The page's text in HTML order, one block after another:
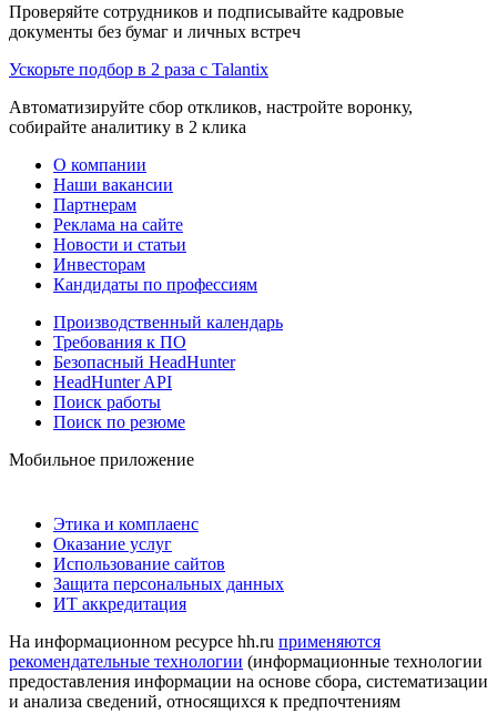
Проверяйте сотрудников и подписывайте кадровые
документы без бумаг и личных встреч
Ускорьте подбор в 2 раза с Talantix
Автоматизируйте сбор откликов, настройте воронку,
собирайте аналитику в 2 клика
О компании
Наши вакансии
Партнерам
Реклама на сайте
Новости и статьи
Инвесторам
Кандидаты по профессиям
Производственный календарь
Требования к ПО
Безопасный HeadHunter
HeadHunter API
Поиск работы
Поиск по резюме
Мобильное приложение
Этика и комплаенс
Оказание услуг
Использование сайтов
Защита персональных данных
ИТ аккредитация
На информационном ресурсе hh.ru применяются
рекомендательные технологии (информационные технологии
предоставления информации на основе сбора, систематизации
и анализа сведений, относящихся к предпочтениям